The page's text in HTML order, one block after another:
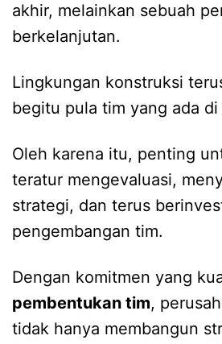
akhir, melainkan sebuah
berkelanjutan.
Lingkungan konstruksi
begitu pula tim yang ada di
Oleh karena itu, penting
teratur mengevaluasi,
strategi, dan terus
pengembangan tim.
Dengan komitmen yang
pembentukan tim,
tidak hanya membangun